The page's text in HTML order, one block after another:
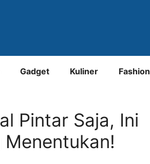
Gadget Kuliner Fashion
Pintar Saja, Ini
Menentukan!